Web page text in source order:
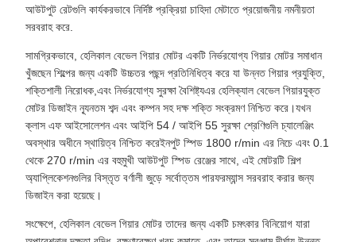
আউটপুট রেটগুলি কার্যকরভাবে নির্দিষ্ট প্রক্রিয়া চাহিদা মেটাতে প্রয়োজনীয় নমনীয়তা
সরবরাহ করে.
সামগ্রিকভাবে, হেলিকাল বেভেল গিয়ার মোটর একটি নির্ভরযোগ্য গিয়ার মোটর সমাধান
খুঁজছেন শিল্পের জন্য একটি উচ্চতর পছন্দ প্রতিনিধিত্ব করে যা উন্নত গিয়ার প্রযুক্তি,
শক্তিশালী নিরোধক,এবং নির্ভরযোগ্য সুরক্ষা বৈশিষ্ট্যএর হেলিক্যাল বেভেল গিয়ারযুক্ত
মোটর ডিজাইন ন্যূনতম শব্দ এবং কম্পন সহ দক্ষ শক্তি সংক্রমণ নিশ্চিত করে।যখন
ক্লাস এফ আইসোলেশন এবং আইপি 54 / আইপি 55 সুরক্ষা শ্রেণিগুলি চ্যালেঞ্জিং
অবস্থার অধীনে স্থায়িত্ব নিশ্চিত করেইনপুট স্পিড 1800 r/min এর নিচে এবং 0.1
থেকে 270 r/min এর বহুমুখী আউটপুট স্পিড রেঞ্জের সাথে, এই মোটরটি শিল্প
অ্যাপ্লিকেশনগুলির বিস্তৃত বর্ণালী জুড়ে সর্বোত্তম পারফরম্যান্স সরবরাহ করার জন্য
ডিজাইন করা হয়েছে।
সংক্ষেপে, হেলিকাল বেভেল গিয়ার মোটর তাদের জন্য একটি চমৎকার বিনিয়োগ যারা